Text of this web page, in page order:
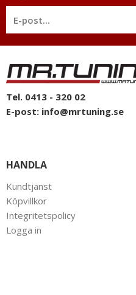
Tel. 0413 - 320 02
E-post: info@mrtuning.se
HANDLA
Kundtjänst
Köpvillkor
Integritetspolicy
Logga in